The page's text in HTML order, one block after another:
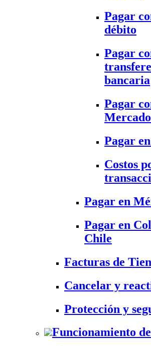
Pagar
débito
Pagar
bancaria
Pagar
Pagar
Costos
Pagar en
Pagar en
Chile
Facturas de
Cancelar y
Protección y
Funcionamiento